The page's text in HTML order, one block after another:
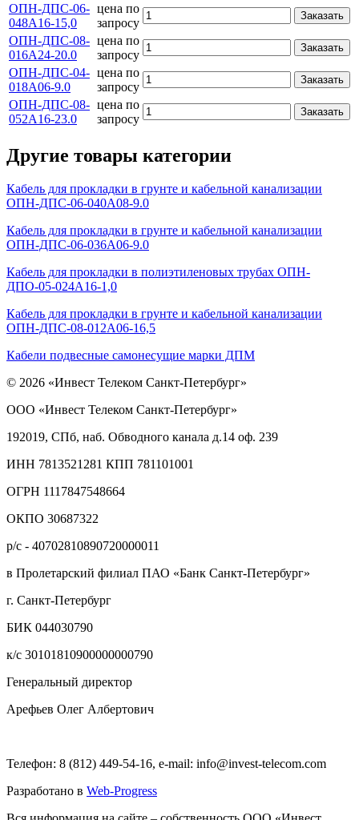
ОПН-ДПС-06-
048А16-15,0
цена по
запросу
Заказать
ОПН-ДПС-08-
016А24-20.0
цена по
запросу
Заказать
ОПН-ДПС-04-
018А06-9.0
цена по
запросу
Заказать
ОПН-ДПС-08-
052А16-23.0
цена по
запросу
Заказать
Другие товары категории
Кабель для прокладки в грунте и кабельной канализации
ОПН-ДПС-06-040А08-9.0
Кабель для прокладки в грунте и кабельной канализации
ОПН-ДПС-06-036А06-9.0
Кабель для прокладки в полиэтиленовых трубах ОПН-
ДПО-05-024А16-1,0
Кабель для прокладки в грунте и кабельной канализации
ОПН-ДПС-08-012А06-16,5
Кабели подвесные самонесущие марки ДПМ
© 2026 «Инвест Телеком Санкт-Петербург»
ООО «Инвест Телеком Санкт-Петербург»
192019, СПб, наб. Обводного канала д.14 оф. 239
ИНН 7813521281 КПП 781101001
ОГРН 1117847548664
ОКПО 30687322
р/с - 40702810890720000011
в Пролетарский филиал ПАО «Банк Санкт-Петербург»
г. Санкт-Петербург
БИК 044030790
к/с 30101810900000000790
Генеральный директор
Арефьев Олег Албертович
Телефон: 8 (812) 449-54-16, e-mail: info@invest-telecom.com
Разработано в Web-Progress